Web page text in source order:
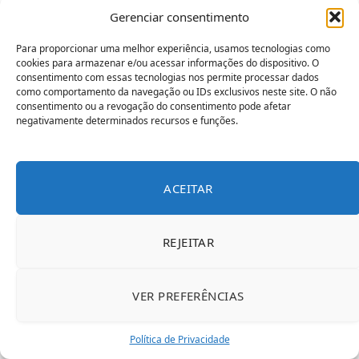
Gerenciar consentimento
Para proporcionar uma melhor experiência, usamos tecnologias como
cookies para armazenar e/ou acessar informações do dispositivo. O
consentimento com essas tecnologias nos permite processar dados
como comportamento da navegação ou IDs exclusivos neste site. O não
consentimento ou a revogação do consentimento pode afetar
negativamente determinados recursos e funções.
ACEITAR
REJEITAR
VER PREFERÊNCIAS
Política de Privacidade